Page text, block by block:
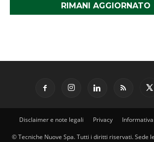
RIMANI AGGIORNATO
Disclaimer e note legali Privacy
© Tecniche Nuove Spa. Tutti i diritti riservati. Sede